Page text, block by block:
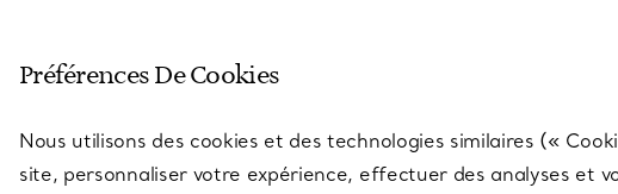
Préférences De Cookies
Nous utilisons des cookies et des technologies similaires («
site, personnaliser votre expérience, effectuer des analyses et